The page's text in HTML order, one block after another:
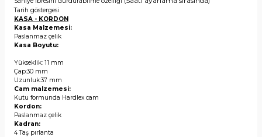
Tarih göstergesi
KASA - KORDON
Kasa Malzemesi:
Paslanmaz çelik
Kasa Boyutu:
Yükseklik: 11 mm
Çap:30 mm
Uzunluk:37 mm
Cam malzemesi:
Kutu formunda Hardlex cam
Kordon:
Paslanmaz çelik
Kadran:
4 Taş pırlanta